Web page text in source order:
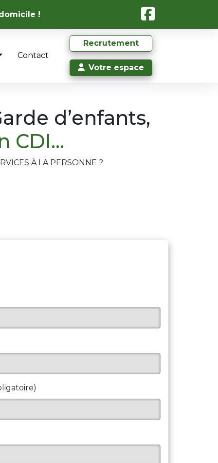
!
Contact
Recrutement
Votre espace
d’enfants,
CDI…
À LA PERSONNE ?